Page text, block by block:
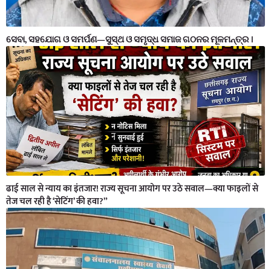
ସେବା, ସହଯୋଗ ଓ ସମର୍ପଣ—ସୁସ୍ଥ ଓ ସମୃଦ୍ଧ ସମାଜ ଗଠନର ମୂଳମନ୍ତ୍ର ।
ढाई साल से न्याय का इंतजार! राज्य सूचना आयोग पर उठे सवाल—क्या फाइलों से
तेज चल रही है ‘सेटिंग’ की हवा?”